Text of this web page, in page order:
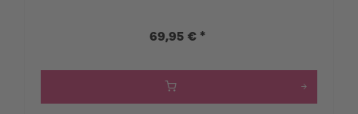
69,95 € *